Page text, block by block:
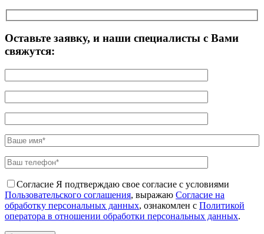
Оставьте заявку, и наши специалисты с Вами
свяжутся:
Согласие Я подтверждаю свое согласие с условиями
Пользовательского соглашения, выражаю Согласие на
обработку персональных данных, ознакомлен с Политикой
оператора в отношении обработки персональных данных.